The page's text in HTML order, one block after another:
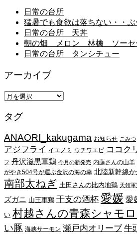
日常の台所
猛暑でも食欲は落ちない・・ぶ
日常の台所 天丼
朝の畑 メロン 林檎 ソーセ
日常の台所 タンシチュー
アーカイブ
ア
カ
ブ
タグ
ANAORI_kakugama お知らせ こみつ
アジフライ イエノミ ウチワエビ ココク
フ 丹沢滋黒軍鶏 今月の新発売 内藤さんの山羊
がやき504号が運ぶ金沢の海の幸 北陸新幹線
南部太ねぎ 土田さんの比内地鶏 天領軍
ズガニ 山王軍鶏 干支の酒杯 愛媛 愛
い 村越さんの青森シャモ
い豚 海峡サーモン 瀬戸内オリーブ 牛